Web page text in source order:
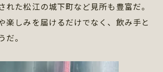
た松江の城下町など見所も豊富だ。
しみを届けるだけでなく、飲み手と
。